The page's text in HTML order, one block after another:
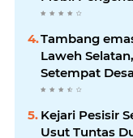
Khatib
Tambang
Laweh
Setempat
Tuntas
Kejari Pesisir
Usut Tuntas